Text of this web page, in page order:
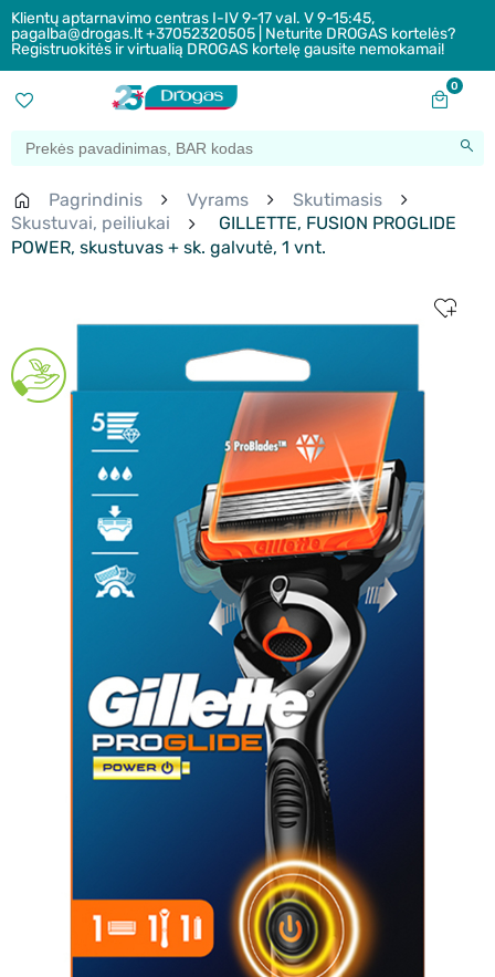
Klientų aptarnavimo centras I-IV 9-17 val. V 9-15:45,
pagalba@drogas.lt +37052320505 | Neturite DROGAS kortelės?
Registruokitės ir virtualią DROGAS kortelę gausite nemokamai!
0
Pagrindinis Vyrams
Skutimasis
Skustuvai, peiliukai
GILLETTE, FUSION PROGLIDE
POWER, skustuvas + sk. galvutė, 1 vnt.